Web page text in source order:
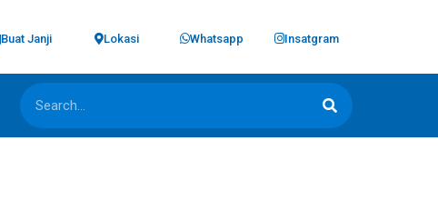
Buat Janji Lokasi Whatsapp Insatgram